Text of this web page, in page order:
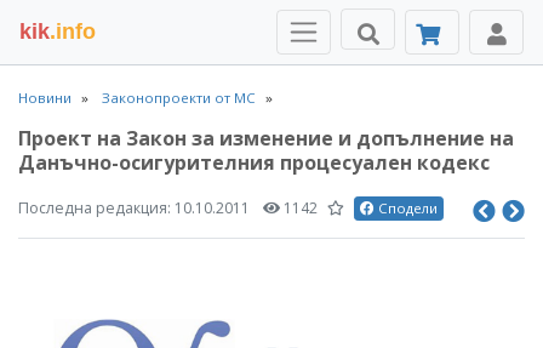
kik.info
Новини Законопроекти от МС
Проект на Закон за изменение и допълнение на
Данъчно-осигурителния процесуален кодекс
Последна редакция: 10.10.2011 1142 Сподели